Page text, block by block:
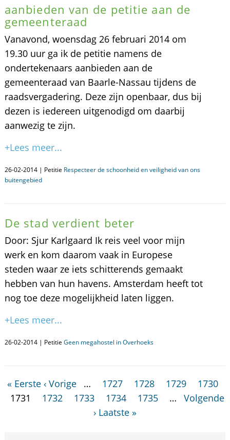
aanbieden van de petitie aan de
gemeenteraad
Vanavond, woensdag 26 februari 2014 om
19.30 uur ga ik de petitie namens de
ondertekenaars aanbieden aan de
gemeenteraad van Baarle-Nassau tijdens de
raadsvergadering. Deze zijn openbaar, dus bij
dezen is iedereen uitgenodigd om daarbij
aanwezig te zijn.
+Lees meer...
26-02-2014 | Petitie Respecteer de schoonheid en veiligheid van ons
buitengebied
De stad verdient beter
Door: Sjur Karlgaard Ik reis veel voor mijn
werk en kom daarom vaak in Europese
steden waar ze iets schitterends gemaakt
hebben van hun havens. Amsterdam heeft tot
nog toe deze mogelijkheid laten liggen.
+Lees meer...
26-02-2014 | Petitie Geen megahostel in Overhoeks
« Eerste ‹ Vorige … 1727 1728 1729
1730
1731
1732 1733 1734 1735 …
Volgende
› Laatste »